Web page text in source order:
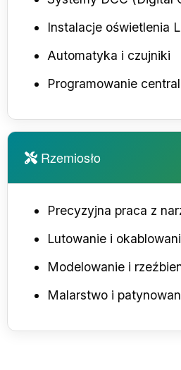
Instalacje oświetlenia
Automatyka i czujniki
Programowanie
Rzemiosło
Precyzyjna praca z
Lutowanie i
Modelowanie i
Malarstwo i